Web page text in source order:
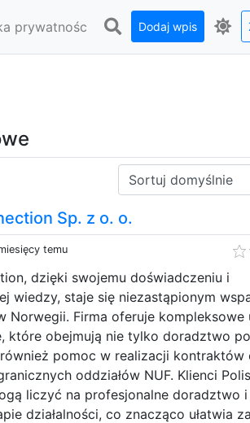
prywatnośc Dodaj wpis
Sortuj:
Sp. z o. o.
temu
dzięki swojemu doświadczeniu i
wiedzy, staje się niezastąpionym
Norwegii. Firma oferuje kompleksowe
które obejmują nie tylko doradztwo
pomoc w realizacji kontraktów
oddziałów NUF. Klienci
liczyć na profesjonalne doradztwo
działalności, co znacząco ułatwia